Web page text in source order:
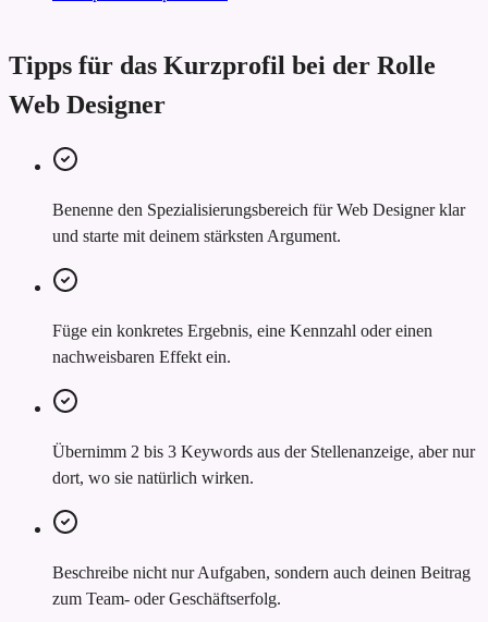
Tipps für das Kurzprofil bei der Rolle
Web Designer
Benenne den Spezialisierungsbereich für Web Designer klar
und starte mit deinem stärksten Argument.
Füge ein konkretes Ergebnis, eine Kennzahl oder einen
nachweisbaren Effekt ein.
Übernimm 2 bis 3 Keywords aus der Stellenanzeige, aber nur
dort, wo sie natürlich wirken.
Beschreibe nicht nur Aufgaben, sondern auch deinen Beitrag
zum Team- oder Geschäftserfolg.